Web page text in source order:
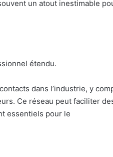
un atout inestimable
étendu.
dans l’industrie, y
Ce réseau peut faciliter
essentiels pour le